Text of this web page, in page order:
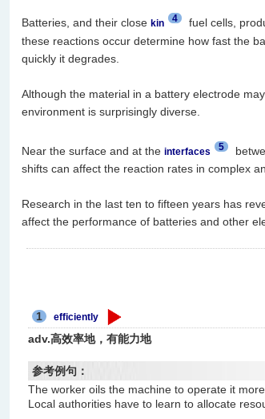
Batteries, and their close kin 4
fuel cells,
these reactions occur determine how fast the
quickly it degrades.
Although the material in a battery electrode
environment is surprisingly diverse.
Near the surface and at the interfaces 5
shifts can affect the reaction rates in complex
Research in the last ten to fifteen years has
affect the performance of batteries and other
1 efficiently
adv.高效率地，有能力地
参考例句：
The worker oils the machine to operate it
Local authorities have to learn to allocate